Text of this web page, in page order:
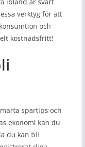
verktyg för att
och
kostnadsfritt!
spartips och
ekonomi kan du
du kan bli